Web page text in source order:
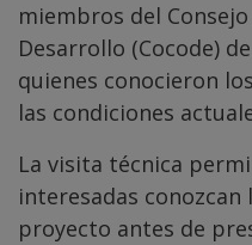
miembros del
Desarrollo (Cocode)
quienes conocieron
las condiciones
La visita técnica
interesadas
proyecto antes de